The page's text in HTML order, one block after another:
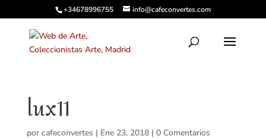
+34678996755 info@cafeconvertes.com
lux11
por cafeconvertes | Ene 23, 2018| 0 Comentarios